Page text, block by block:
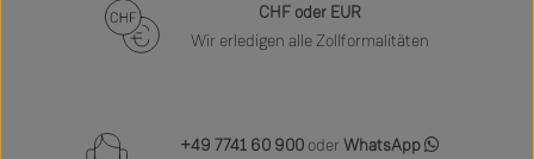
CHF oder EUR
Wir erledigen alle Zollformalitäten
+49 7741 60 900 oder WhatsApp